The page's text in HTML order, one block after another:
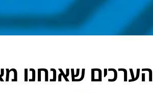
הערכים שאנחנו